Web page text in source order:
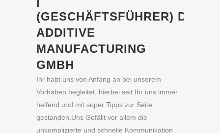
(GESCHÄFTSFÜHRER) D3D
ADDITIVE
MANUFACTURING
GMBH
Ihr habt uns von Anfang an bei unserem
Vorhaben begleitet, hierbei seit Ihr uns immer
helfend und mit super Tipps zur Seite
gestanden.Uns Gefällt vor allem die
unkomplizierte und schnelle Kommunikation